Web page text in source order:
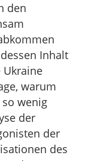
den
Inhalt
Ukraine
warum
wenig
der
der
des